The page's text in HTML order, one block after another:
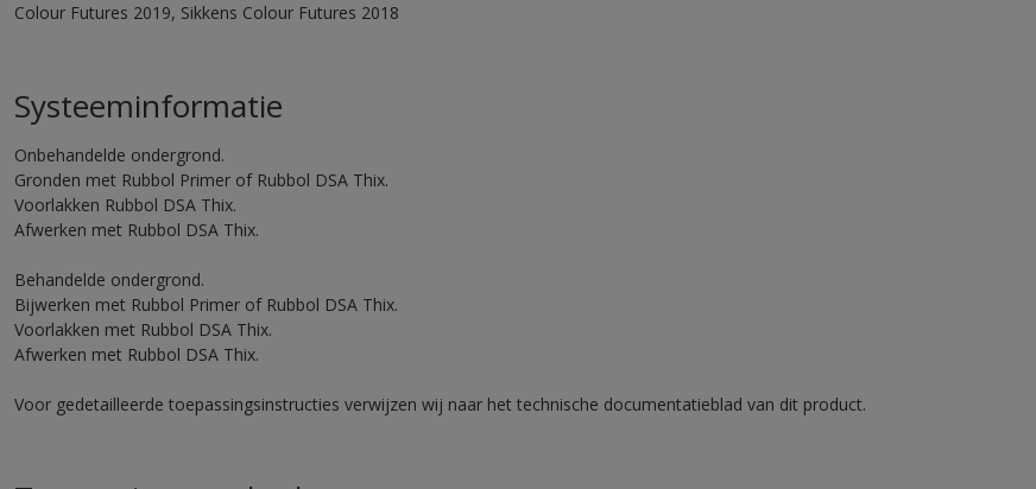
Colour Futures 2019, Sikkens Colour Futures 2018
Systeeminformatie
Onbehandelde ondergrond.
Gronden met Rubbol Primer of Rubbol DSA Thix.
Voorlakken Rubbol DSA Thix.
Afwerken met Rubbol DSA Thix.
Behandelde ondergrond.
Bijwerken met Rubbol Primer of Rubbol DSA Thix.
Voorlakken met Rubbol DSA Thix.
Afwerken met Rubbol DSA Thix.
Voor gedetailleerde toepassingsinstructies verwijzen wij naar het technische documentatieblad van dit product.